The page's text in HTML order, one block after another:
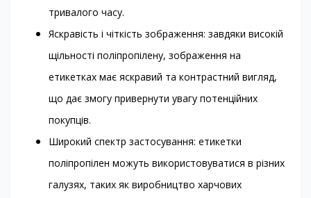
тривалого часу.
Яскравість і чіткість зображення: завдяки високій
щільності поліпропілену, зображення на
етикетках має яскравий та контрастний вигляд,
що дає змогу привернути увагу потенційних
покупців.
Широкий спектр застосування: етикетки
поліпропілен можуть використовуватися в різних
галузях, таких як виробництво харчових